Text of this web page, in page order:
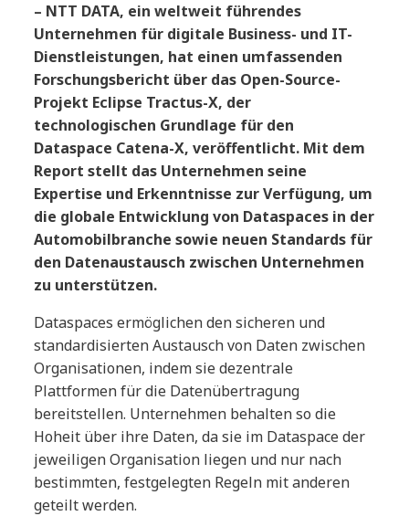
– NTT DATA, ein weltweit führendes
Unternehmen für digitale Business- und IT-
Dienstleistungen, hat einen umfassenden
Forschungsbericht über das Open-Source-
Projekt Eclipse Tractus-X, der
technologischen Grundlage für den
Dataspace Catena-X, veröffentlicht. Mit dem
Report stellt das Unternehmen seine
Expertise und Erkenntnisse zur Verfügung, um
die globale Entwicklung von Dataspaces in der
Automobilbranche sowie neuen Standards für
den Datenaustausch zwischen Unternehmen
zu unterstützen.
Dataspaces ermöglichen den sicheren und
standardisierten Austausch von Daten zwischen
Organisationen, indem sie dezentrale
Plattformen für die Datenübertragung
bereitstellen. Unternehmen behalten so die
Hoheit über ihre Daten, da sie im Dataspace der
jeweiligen Organisation liegen und nur nach
bestimmten, festgelegten Regeln mit anderen
geteilt werden.